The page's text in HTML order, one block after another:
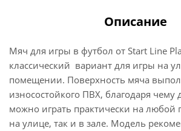
Описание
Мяч для игры в футбол от Start Line
классический вариант для игры на
помещении. Поверхность мяча
износостойкого ПВХ, благодаря
можно играть практически на любой
на улице, так и в зале. Модель